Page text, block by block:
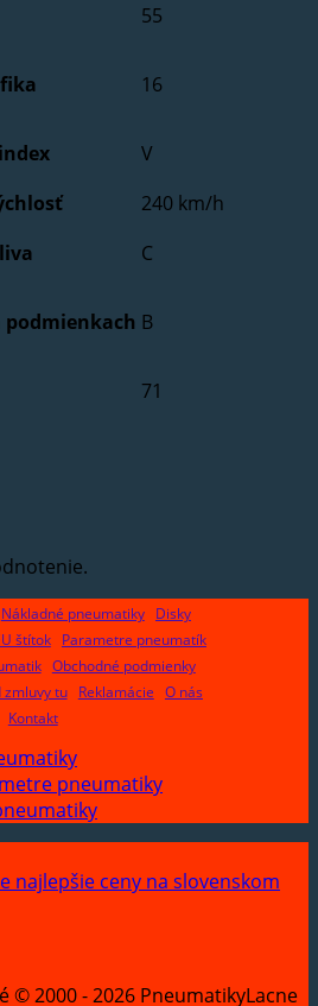
55
16
V
240 km/h
C
B
71
Nákladné pneumatiky
Disky
štítok
Parametre pneumatík
Obchodné podmienky
zmluvy tu
Reklamácie O nás
Kontakt
pneumatiky
© 2000 - 2026 PneumatikyLacne